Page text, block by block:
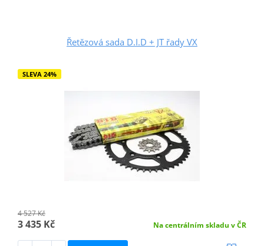
Řetězová sada D.I.D + JT řady VX
SLEVA 24%
4 527 Kč
3 435 Kč Na centrálním skladu v ČR